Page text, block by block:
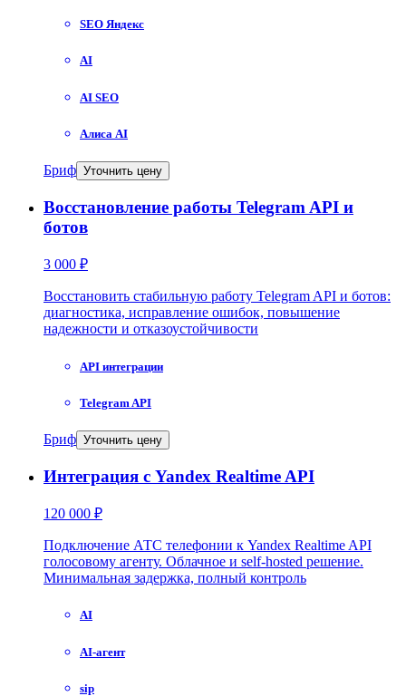
SEO Яндекс
AI
AI SEO
Алиса AI
Бриф Уточнить цену
Восстановление работы Telegram API и
ботов
3 000 ₽
Восстановить стабильную работу Telegram API и ботов:
диагностика, исправление ошибок, повышение
надежности и отказоустойчивости
API интеграции
Telegram API
Бриф Уточнить цену
Интеграция с Yandex Realtime API
120 000 ₽
Подключение АТС телефонии к Yandex Realtime API
голосовому агенту. Облачное и self-hosted решение.
Минимальная задержка, полный контроль
AI
AI-агент
sip